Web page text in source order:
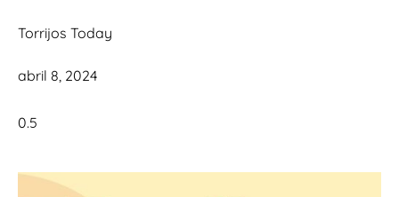
Torrijos Today
abril 8, 2024